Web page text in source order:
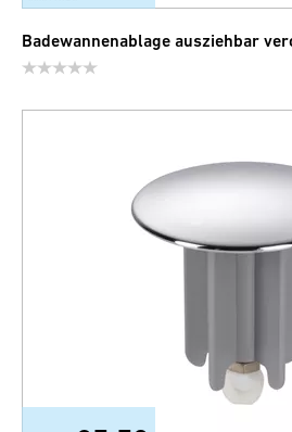
Badewannenablage ausziehbar